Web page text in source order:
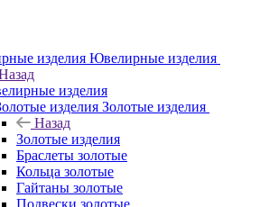
Ювелирные изделия
изделия
Золотые изделия
Назад
Золотые изделия
Браслеты золотые
Кольца золотые
Гайтаны золотые
Подвески золотые